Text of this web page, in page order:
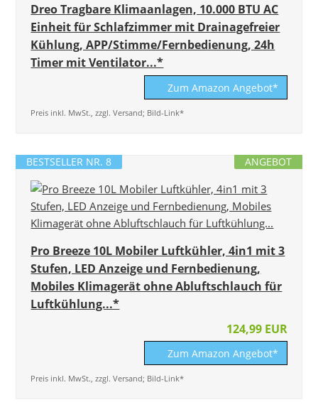
Dreo Tragbare Klimaanlagen, 10.000 BTU AC
Einheit für Schlafzimmer mit Drainagefreier
Kühlung, APP/Stimme/Fernbedienung, 24h
Timer mit Ventilator...*
Zum Amazon Angebot*
Preis inkl. MwSt., zzgl. Versand; Bild-Link*
ANGEBOT
BESTSELLER NR. 8
Pro Breeze 10L Mobiler Luftkühler, 4in1 mit 3
Stufen, LED Anzeige und Fernbedienung,
Mobiles Klimagerät ohne Abluftschlauch für
Luftkühlung...*
124,99 EUR
Zum Amazon Angebot*
Preis inkl. MwSt., zzgl. Versand; Bild-Link*